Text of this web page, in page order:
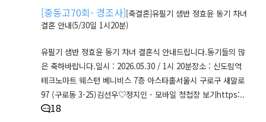
[중동고70회- 경조사][축결혼]유필기 샘반 정효윤 동기 차녀
결혼 안내(5/30일 1시20분)
유필기 샘반 정효윤 동기 차녀 결혼식 안내드립니다.동기들의 많
은 축하바랍니다.일시 : 2026.05.30 / 1시 20분장소 : 신도림역
테크노마트 웨스턴 베니비스 7층 아스타홀서울시 구로구 새말로
97 (구로동 3-25)김선우♡정지인 - 모바일 청첩장 보기https:..
18